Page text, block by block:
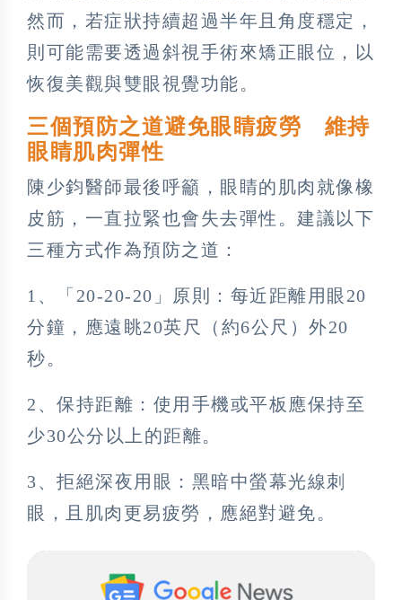
然而，若症狀持續超過半年且角度穩定，
則可能需要透過斜視手術來矯正眼位，以
恢復美觀與雙眼視覺功能。
三個預防之道避免眼睛疲勞 維持
眼睛肌肉彈性
陳少鈞醫師最後呼籲，眼睛的肌肉就像橡
皮筋，一直拉緊也會失去彈性。建議以下
三種方式作為預防之道：
1、「20-20-20」原則：每近距離用眼20
分鐘，應遠眺20英尺（約6公尺）外20
秒。
2、保持距離：使用手機或平板應保持至
少30公分以上的距離。
3、拒絕深夜用眼：黑暗中螢幕光線刺
眼，且肌肉更易疲勞，應絕對避免。